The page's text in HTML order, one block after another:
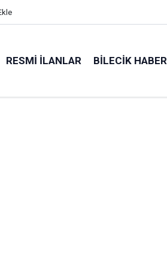
RESMI İLANLAR BILECIK HABER